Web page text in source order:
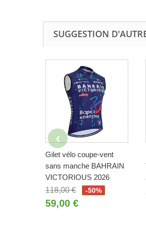
SUGGESTION
Gilet vélo coupe-vent
sans manche BAHRAIN
VICTORIOUS 2026
118,00 €
-50%
59,00 €